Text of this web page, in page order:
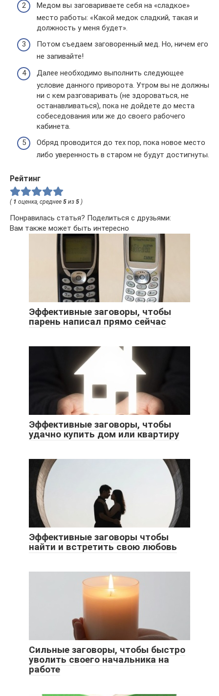
Медом вы заговариваете себя на «сладкое»
место работы: «Какой медок сладкий, такая и
должность у меня будет».
Потом съедаем заговоренный мед. Но, ничем его
не запивайте!
Далее необходимо выполнить следующее
условие данного приворота. Утром вы не должны
ни с кем разговаривать (не здороваться, не
останавливаться), пока не дойдете до места
собеседования или же до своего рабочего
кабинета.
Обряд проводится до тех пор, пока новое место
либо уверенность в старом не будут достигнуты.
Рейтинг
( 1 оценка, среднее 5 из 5 )
Понравилась статья? Поделиться с друзьями:
Вам также может быть интересно
Эффективные заговоры, чтобы
парень написал прямо сейчас
Эффективные заговоры, чтобы
удачно купить дом или квартиру
Эффективные заговоры чтобы
найти и встретить свою любовь
Сильные заговоры, чтобы быстро
уволить своего начальника на
работе